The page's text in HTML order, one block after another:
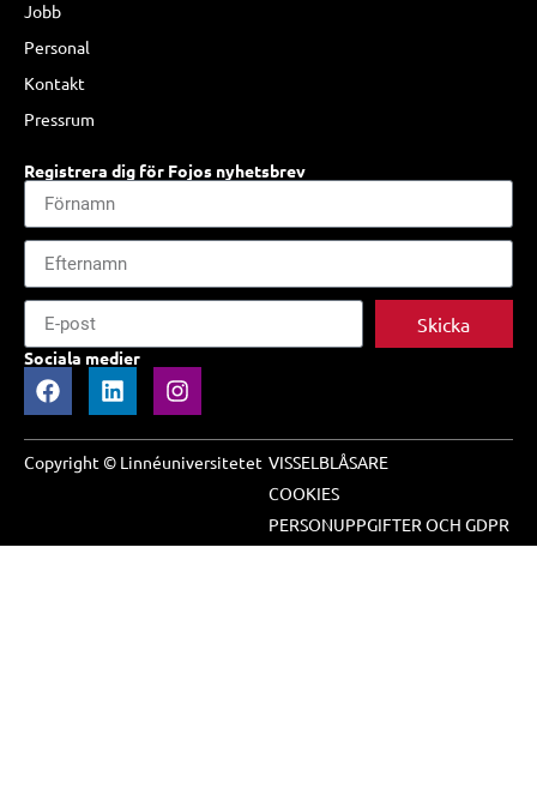
Jobb
Personal
Kontakt
Pressrum
Registrera dig för Fojos nyhetsbrev
Skicka
Sociala medier
Copyright © Linnéuniversitetet VISSELBLÅSARE
COOKIES
PERSONUPPGIFTER OCH GDPR